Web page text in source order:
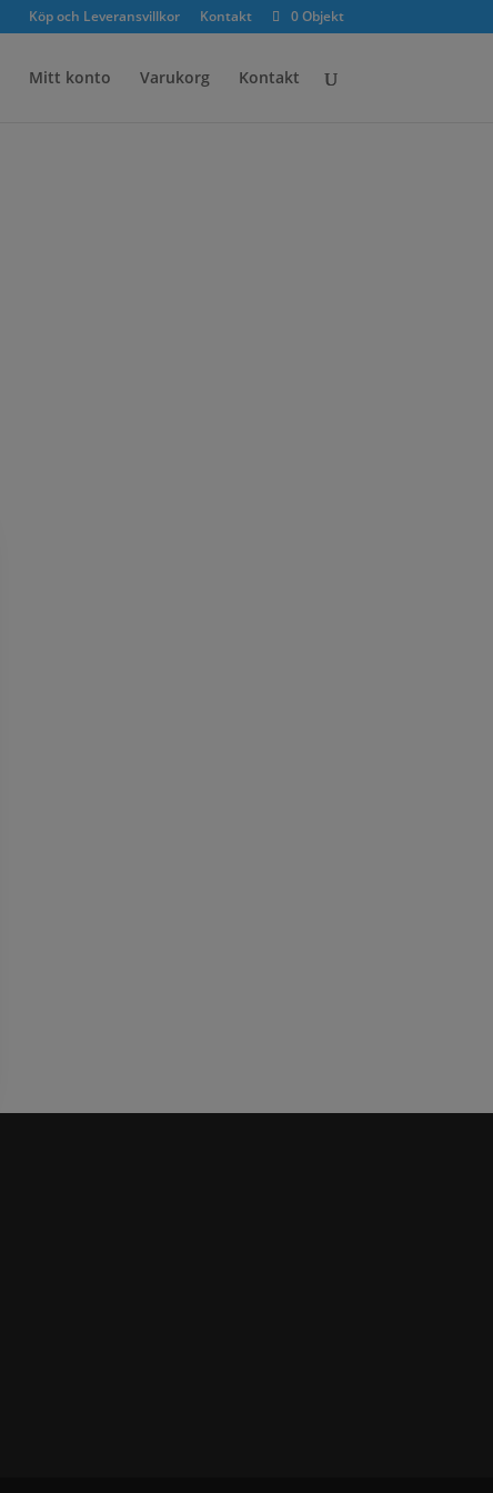
Köp och Leveransvillkor Kontakt 0 Objekt
Mitt konto Varukorg Kontakt